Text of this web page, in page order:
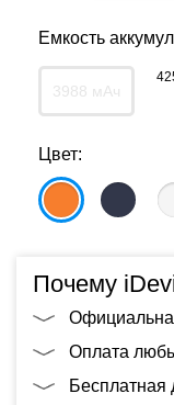
Емкость
3988 мАч
Цвет:
Почему
Оплата
Бесплатная